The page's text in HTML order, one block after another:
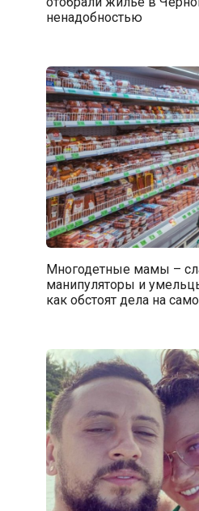
ненадобностью
Многодетные мамы –
манипуляторы и
как обстоят дела на